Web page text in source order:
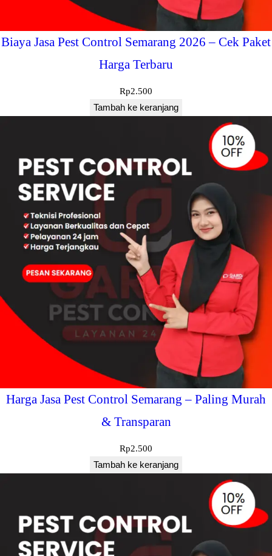
Biaya Jasa Pest Control Semarang 2026 – Cek Paket
Harga Terbaru
Rp2.500
Tambah ke keranjang
Harga Jasa Pest Control Semarang – Paling Murah
& Transparan
Rp2.500
Tambah ke keranjang